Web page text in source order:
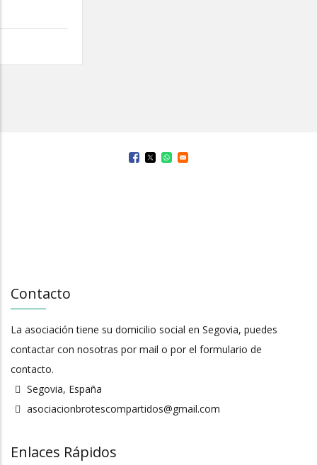
Contacto
La asociación tiene su domicilio social en Segovia, puedes
contactar con nosotras por mail o por el formulario de
contacto.
Segovia, España
asociacionbrotescompartidos@gmail.com
Enlaces Rápidos